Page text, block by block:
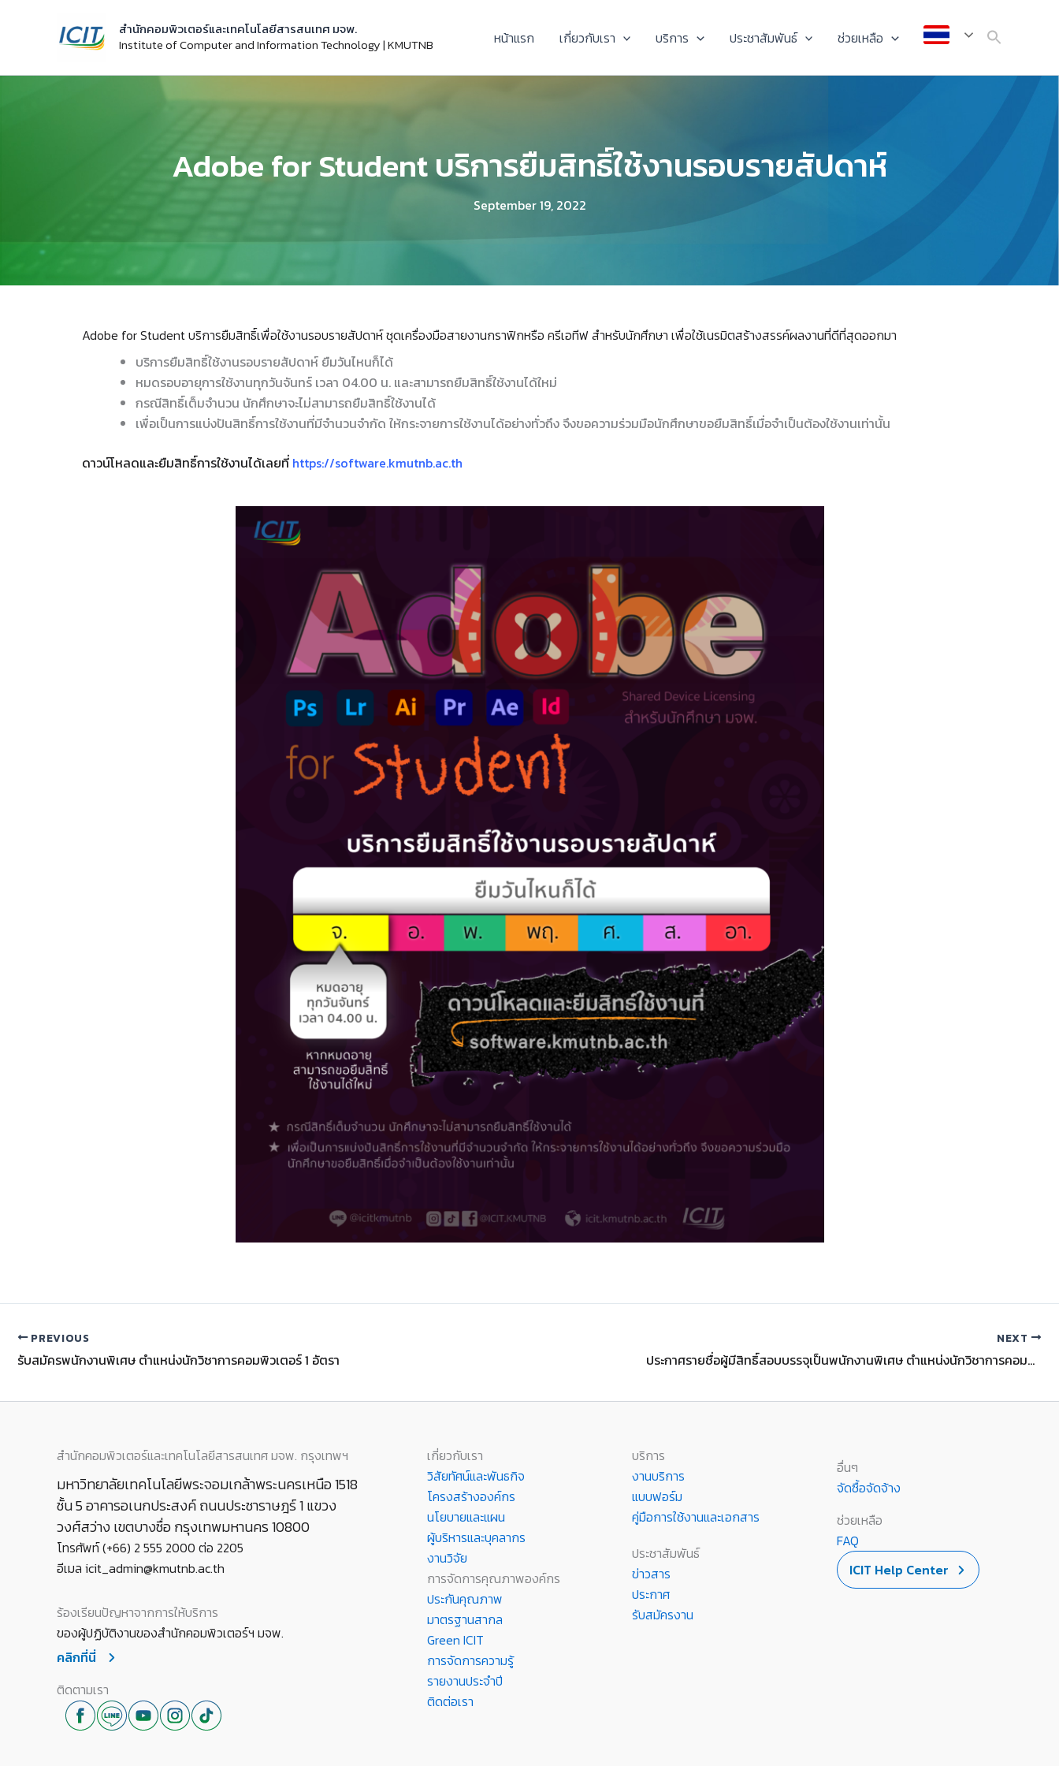
สำนักคอมพิวเตอร์และเทคโนโลยีสารสนเทศ มจพ.
Institute of Computer and Information Technology | KMUTNB
หน้าแรก เกี่ยวกับเรา บริการ ประชาสัมพันธ์ ช่วยเหลือ
Adobe for Student บริการยืมสิทธิ์ใช้งานรอบรายสัปดาห์
September 19, 2022
Adobe for Student บริการยืมสิทธิ์เพื่อใช้งานรอบรายสัปดาห์ ชุดเครื่องมือสายงานกราฟิกหรือ ครีเอทีฟ สำหรับนักศึกษา เพื่อใช้เนรมิตสร้างสรรค์ผลงานที่ดีที่สุดออกมา
บริการยืมสิทธิ์ใช้งานรอบรายสัปดาห์ ยืมวันไหนก็ได้
หมดรอบอายุการใช้งานทุกวันจันทร์ เวลา 04.00 น. และสามารถยืมสิทธิ์ใช้งานได้ใหม่
กรณีสิทธิ์เต็มจำนวน นักศึกษาจะไม่สามารถยืมสิทธิ์ใช้งานได้
เพื่อเป็นการแบ่งปันสิทธิ์การใช้งานที่มีจำนวนจำกัด ให้กระจายการใช้งานได้อย่างทั่วถึง จึงขอความร่วมมือนักศึกษาขอยืมสิทธิ์เมื่อจำเป็นต้องใช้งานเท่านั้น
ดาวน์โหลดและยืมสิทธิ์การใช้งานได้เลยที่ https://software.kmutnb.ac.th
PREVIOUS
รับสมัครพนักงานพิเศษ ตำแหน่งนักวิชาการคอมพิวเตอร์ 1 อัตรา
NEXT
ประกาศรายชื่อผู้มีสิทธิ์สอบบรรจุเป็นพนักงานพิเศษ ตำแหน่งนักวิชาการคอมพิวเตอร์
สำนักคอมพิวเตอร์และเทคโนโลยีสารสนเทศ มจพ. กรุงเทพฯ
มหาวิทยาลัยเทคโนโลยีพระจอมเกล้าพระนครเหนือ 1518
ชั้น 5 อาคารอเนกประสงค์ ถนนประชาราษฎร์ 1 แขวง
วงศ์สว่าง เขตบางซื่อ กรุงเทพมหานคร 10800
โทรศัพท์ (+66) 2 555 2000 ต่อ 2205
อีเมล icit_admin@kmutnb.ac.th
ร้องเรียนปัญหาจากการให้บริการ
ของผู้ปฏิบัติงานของสำนักคอมพิวเตอร์ฯ มจพ.
คลิกที่นี่
ติดตามเรา
เกี่ยวกับเรา
วิสัยทัศน์และพันธกิจ
โครงสร้างองค์กร
นโยบายและแผน
ผู้บริหารและบุคลากร
งานวิจัย
การจัดการคุณภาพองค์กร
ประกันคุณภาพ
มาตรฐานสากล
Green ICIT
การจัดการความรู้
รายงานประจำปี
ติดต่อเรา
บริการ
งานบริการ
แบบฟอร์ม
คู่มือการใช้งานและเอกสาร
ประชาสัมพันธ์
ข่าวสาร
ประกาศ
รับสมัครงาน
อื่นๆ
จัดซื้อจัดจ้าง
ช่วยเหลือ
FAQ
ICIT Help Center